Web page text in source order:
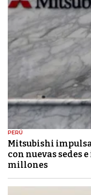
PERÚ
Mitsubishi
con nuevas sedes
millones